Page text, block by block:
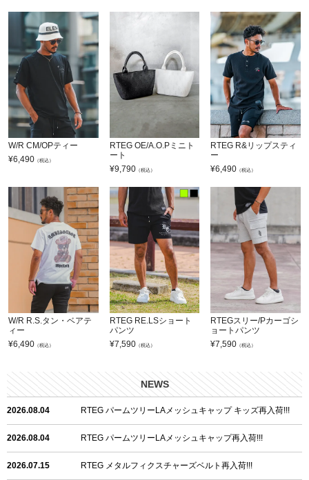
W/R CM/OPティー
¥6,490 （税込）
RTEG OE/A.O.Pミニト
ート
¥9,790（税込）
RTEG R&リップスティ
ー
¥6,490 （税込）
W/R R.S.タン・ベアテ
ィー
¥6,490 （税込）
RTEG RE.LSショート
パンツ
¥7,590（税込）
RTEGスリー/Pカーゴシ
ョートパンツ
¥7,590 （税込）
NEWS
2026.08.04 RTEG パームツリーLAメッシュキャップ キッズ再入荷!!!
2026.08.04 RTEG パームツリーLAメッシュキャップ再入荷!!!
2026.07.15 RTEG メタルフィクスチャーズベルト再入荷!!!